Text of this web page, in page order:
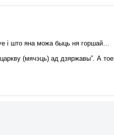
і што яна можа быць ня горшай…
(мячэць) ад дзяржавы”. А